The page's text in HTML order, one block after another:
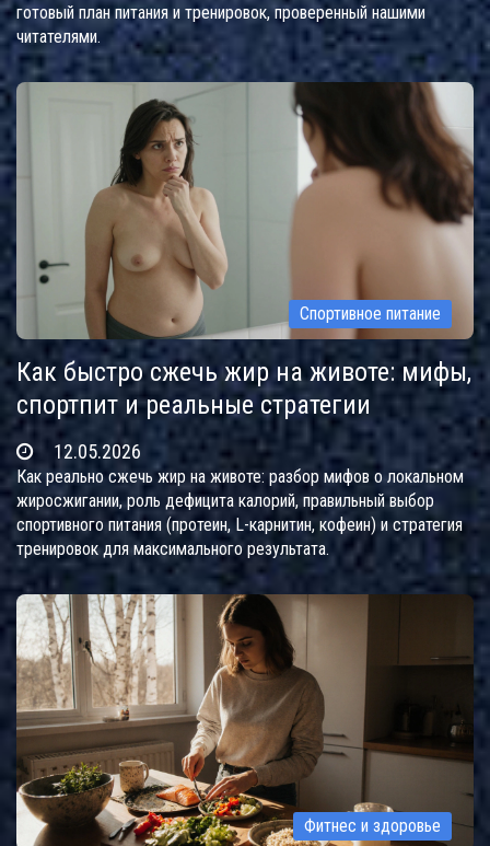
готовый план питания и тренировок, проверенный нашими
читателями.
Спортивное питание
Как быстро сжечь жир на животе: мифы,
спортпит и реальные стратегии
12.05.2026
Как реально сжечь жир на животе: разбор мифов о локальном
жиросжигании, роль дефицита калорий, правильный выбор
спортивного питания (протеин, L-карнитин, кофеин) и стратегия
тренировок для максимального результата.
Фитнес и здоровье